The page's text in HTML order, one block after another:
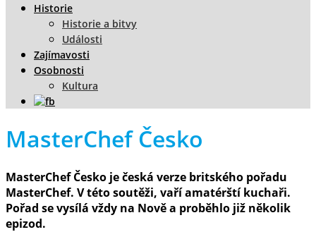
Historie
Historie a bitvy
Události
Zajímavosti
Osobnosti
Kultura
MasterChef Česko
MasterChef Česko je česká verze britského pořadu
MasterChef. V této soutěži, vaří amatérští kuchaři.
Pořad se vysílá vždy na Nově a proběhlo již několik
epizod.